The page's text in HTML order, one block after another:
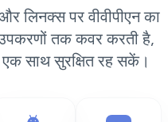
लिनक्स पर वीवीपीएन का
तक कवर करती है,
साथ सुरक्षित रह सकें।